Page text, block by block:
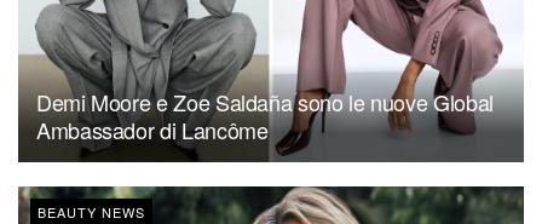
Demi Moore e Zoe Saldaña sono le nuove Global
Ambassador di Lancôme
BEAUTY NEWS